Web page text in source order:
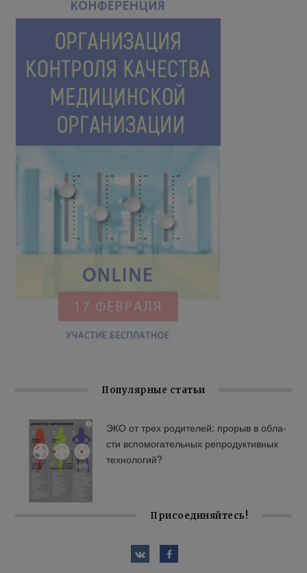
Популярные статьи
ЭКО от трех ро­ди­те­лей: про­рыв в об­ла­
сти вспо­мо­га­тель­ных ре­про­дук­тив­ных
тех­но­ло­гий?
Присоединяйтесь!